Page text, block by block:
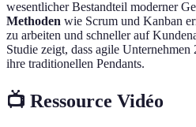
wesentlicher Bestandteil moderner
Methoden wie Scrum und Kanban
zu arbeiten und schneller auf
Studie zeigt, dass agile
ihre traditionellen Pendants.
📺 Ressource Vidéo